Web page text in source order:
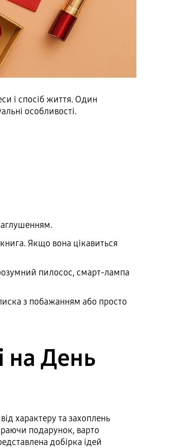
і спосіб життя. Один
особливості.
Якщо вона цікавиться
пилосос, смарт-лампа
з побажанням або просто
на День
характеру та захоплень
подарунок, варто
добірка ідей